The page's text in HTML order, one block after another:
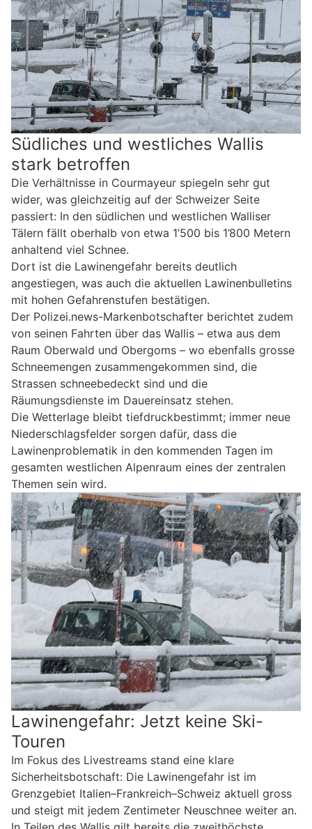
Südliches und westliches Wallis
stark betroffen
Die Verhältnisse in Courmayeur spiegeln sehr gut
wider, was gleichzeitig auf der Schweizer Seite
passiert: In den südlichen und westlichen Walliser
Tälern fällt oberhalb von etwa 1’500 bis 1’800 Metern
anhaltend viel Schnee.
Dort ist die Lawinengefahr bereits deutlich
angestiegen, was auch die aktuellen Lawinenbulletins
mit hohen Gefahrenstufen bestätigen.
Der Polizei.news-Markenbotschafter berichtet zudem
von seinen Fahrten über das Wallis – etwa aus dem
Raum Oberwald und Obergoms – wo ebenfalls grosse
Schneemengen zusammengekommen sind, die
Strassen schneebedeckt sind und die
Räumungsdienste im Dauereinsatz stehen.
Die Wetterlage bleibt tiefdruckbestimmt; immer neue
Niederschlagsfelder sorgen dafür, dass die
Lawinenproblematik in den kommenden Tagen im
gesamten westlichen Alpenraum eines der zentralen
Themen sein wird.
Lawinengefahr: Jetzt keine Ski-
Touren
Im Fokus des Livestreams stand eine klare
Sicherheitsbotschaft: Die Lawinengefahr ist im
Grenzgebiet Italien–Frankreich–Schweiz aktuell gross
und steigt mit jedem Zentimeter Neuschnee weiter an.